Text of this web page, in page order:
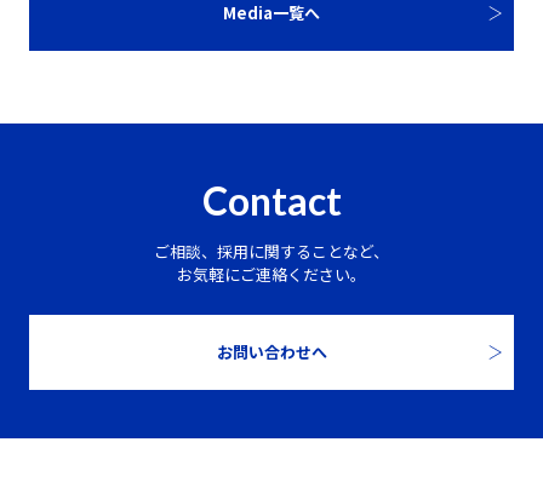
Media一覧へ
Contact
ご相談、採用に関することなど、
お気軽にご連絡ください。
お問い合わせへ